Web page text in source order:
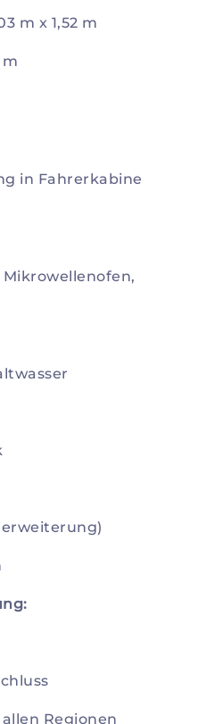
m x 1,52 m
m
in Fahrerkabine
Regionen